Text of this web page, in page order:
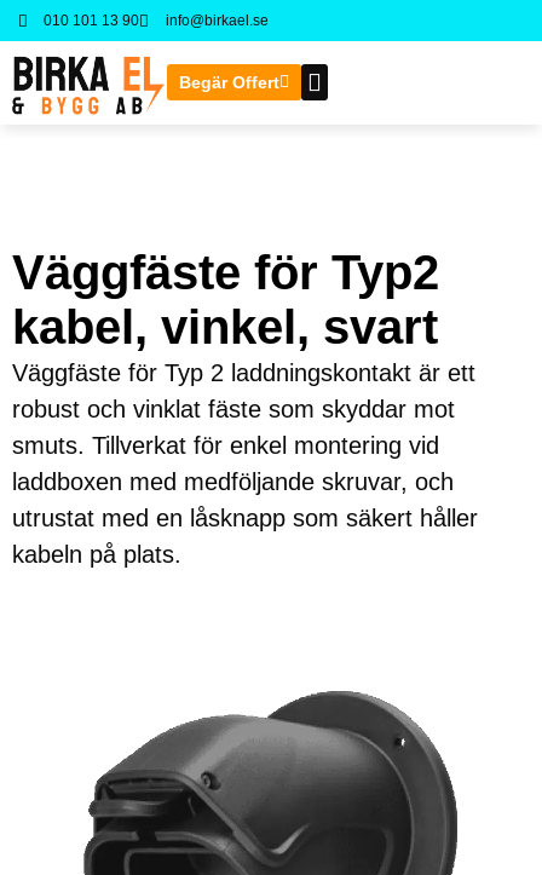
010 101 13 90 info@birkael.se
Begär Offert
Väggfäste för Typ2
kabel, vinkel, svart
Väggfäste för Typ 2 laddningskontakt är ett
robust och vinklat fäste som skyddar mot
smuts. Tillverkat för enkel montering vid
laddboxen med medföljande skruvar, och
utrustat med en låsknapp som säkert håller
kabeln på plats.